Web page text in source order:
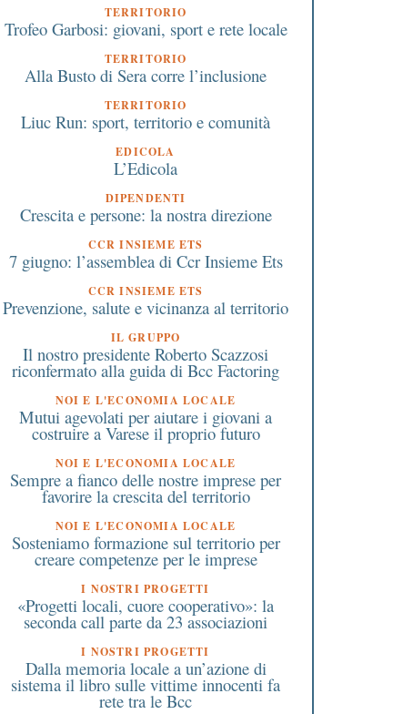
TERRITORIO
Trofeo Garbosi: giovani, sport e rete locale
TERRITORIO
Alla Busto di Sera corre l’inclusione
TERRITORIO
Liuc Run: sport, territorio e comunità
EDICOLA
L’Edicola
DIPENDENTI
Crescita e persone: la nostra direzione
CCR INSIEME ETS
7 giugno: l’assemblea di Ccr Insieme Ets
CCR INSIEME ETS
Prevenzione, salute e vicinanza al territorio
IL GRUPPO
Il nostro presidente Roberto Scazzosi
riconfermato alla guida di Bcc Factoring
NOI E L'ECONOMIA LOCALE
Mutui agevolati per aiutare i giovani a
costruire a Varese il proprio futuro
NOI E L'ECONOMIA LOCALE
Sempre a fianco delle nostre imprese per
favorire la crescita del territorio
NOI E L'ECONOMIA LOCALE
Sosteniamo formazione sul territorio per
creare competenze per le imprese
I NOSTRI PROGETTI
«Progetti locali, cuore cooperativo»: la
seconda call parte da 23 associazioni
I NOSTRI PROGETTI
Dalla memoria locale a un’azione di
sistema il libro sulle vittime innocenti fa
rete tra le Bcc